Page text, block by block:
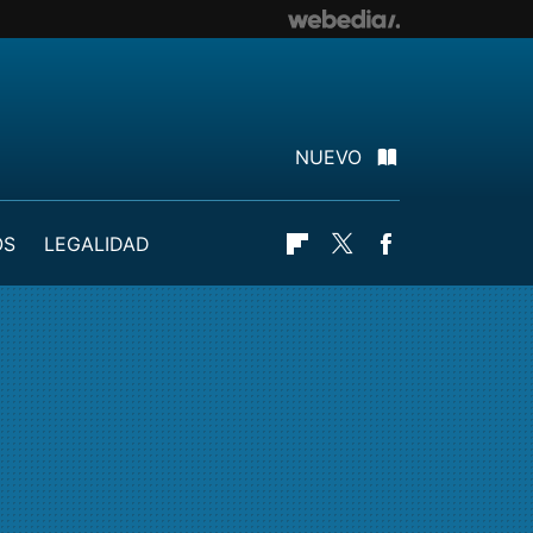
NUEVO
LEGALIDAD Flipboard
Twitter